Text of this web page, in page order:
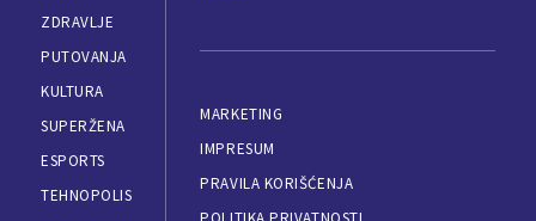
ZDRAVLJE
PUTOVANJA
KULTURA
SUPERŽENA
ESPORTS
TEHNOPOLIS
MARKETING
IMPRESUM
PRAVILA KORIŠĆENJA